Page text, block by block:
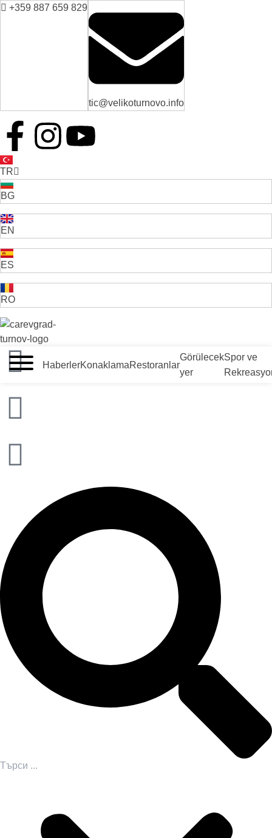
+359 887 659 829
tic@velikoturnovo.info
TR
BG
EN
ES
RO
VELIKO TARNOVO - BULGARİSTAN'IN ORTAÇAĞ BAŞKENTİ
HaberlerKonaklamaRestoranlar
Görülecek
yer
Spor ve